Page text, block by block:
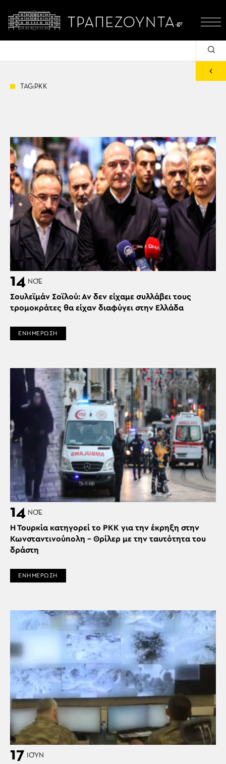
TAG:PKK
14 ΝΟΈ
Σουλεϊμάν Σοϊλού: Αν δεν είχαμε συλλάβει τους
τρομοκράτες θα είχαν διαφύγει στην Ελλάδα
ΕΝΗΜΕΡΩΣΗ
14 ΝΟΈ
Η Τουρκία κατηγορεί το ΡΚΚ για την έκρηξη στην
Κωνσταντινούπολη – Θρίλερ με την ταυτότητα του
δράστη
ΕΝΗΜΕΡΩΣΗ
17 ΙΟΎΝ